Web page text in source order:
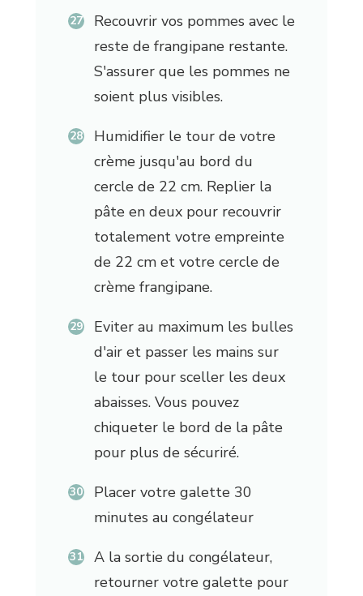
Recouvrir vos pommes avec le
reste de frangipane restante.
S'assurer que les pommes ne
soient plus visibles.
Humidifier le tour de votre
crème jusqu'au bord du
cercle de 22 cm. Replier la
pâte en deux pour recouvrir
totalement votre empreinte
de 22 cm et votre cercle de
crème frangipane.
Eviter au maximum les bulles
d'air et passer les mains sur
le tour pour sceller les deux
abaisses. Vous pouvez
chiqueter le bord de la pâte
pour plus de sécuriré.
Placer votre galette 30
minutes au congélateur
A la sortie du congélateur,
retourner votre galette pour